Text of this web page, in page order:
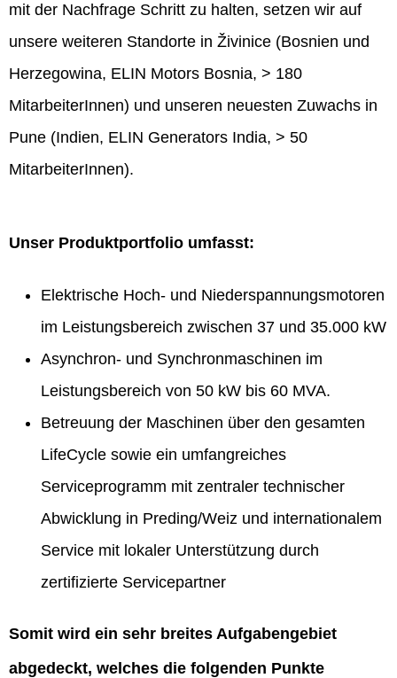
mit der Nachfrage Schritt zu halten, setzen wir auf
unsere weiteren Standorte in Živinice (Bosnien und
Herzegowina, ELIN Motors Bosnia, > 180
MitarbeiterInnen) und unseren neuesten Zuwachs in
Pune (Indien, ELIN Generators India, > 50
MitarbeiterInnen).
Unser Produktportfolio umfasst:
Elektrische Hoch- und Niederspannungsmotoren
im Leistungsbereich zwischen 37 und 35.000 kW
Asynchron- und Synchronmaschinen im
Leistungsbereich von 50 kW bis 60 MVA.
Betreuung der Maschinen über den gesamten
LifeCycle sowie ein umfangreiches
Serviceprogramm mit zentraler technischer
Abwicklung in Preding/Weiz und internationalem
Service mit lokaler Unterstützung durch
zertifizierte Servicepartner
Somit wird ein sehr breites Aufgabengebiet
abgedeckt, welches die folgenden Punkte